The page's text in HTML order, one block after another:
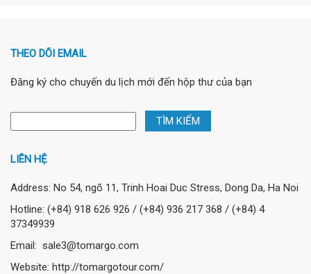
THEO DÕI EMAIL
Đăng ký cho chuyến du lịch mới đến hộp thư của bạn
LIÊN HỆ
Address: No 54, ngõ 11, Trinh Hoai Duc Stress, Dong Da, Ha Noi
Hotline: (+84) 918 626 926 / (+84) 936 217 368 / (+84) 4
37349939
Email: sale3@tomargo.com
Website: http://tomargotour.com/